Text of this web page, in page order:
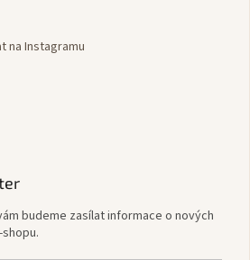
na Instagramu
budeme zasílat informace o nových